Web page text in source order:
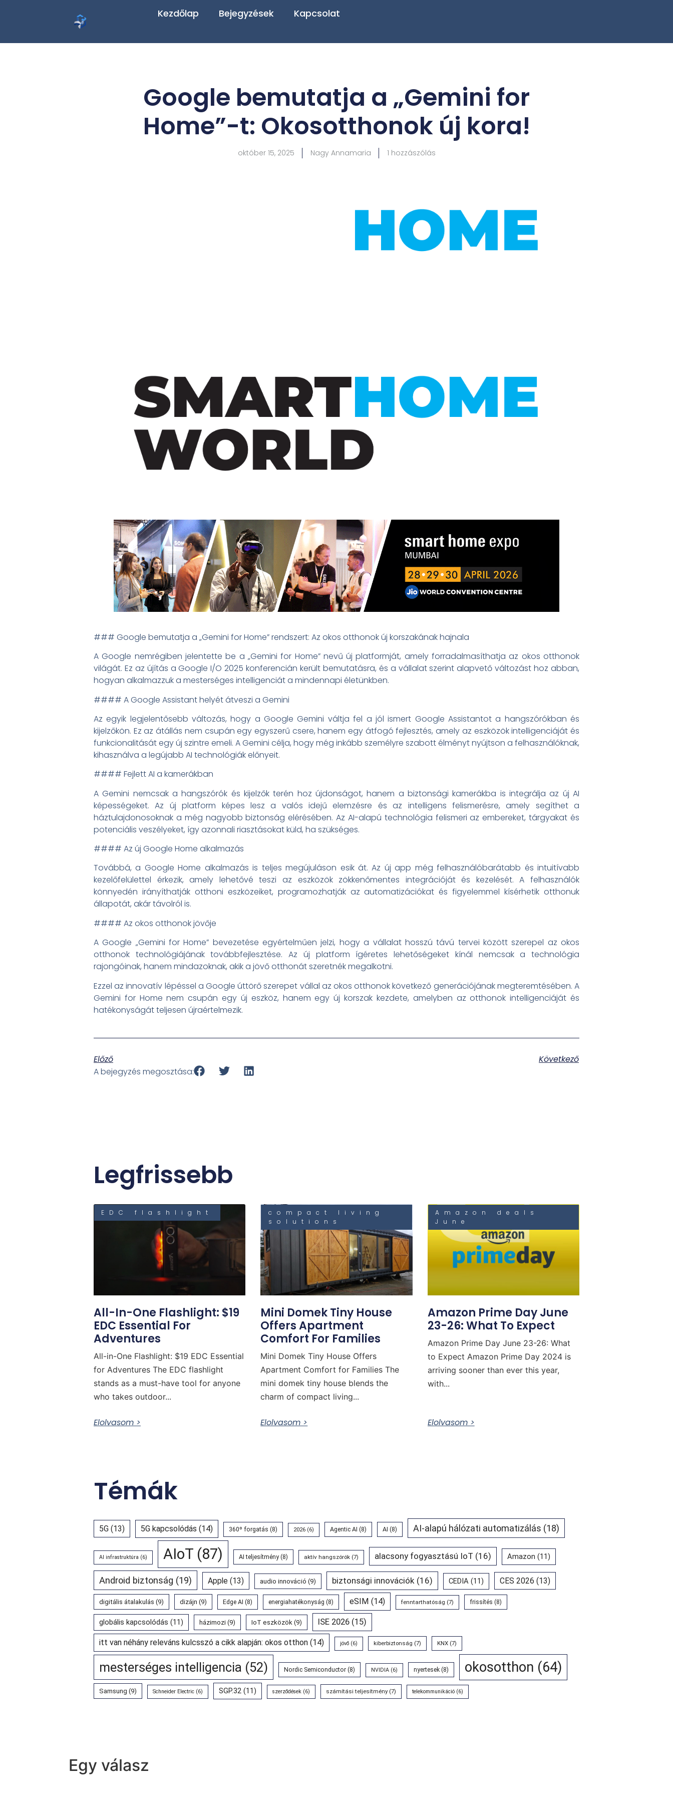
Kezdőlap Bejegyzések Kapcsolat
Google bemutatja a „Gemini for
Home”-t: Okosotthonok új kora!
október 15, 2025 Nagy Annamaria 1 hozzászólás
### Google bemutatja a „Gemini for Home” rendszert: Az okos otthonok új korszakának hajnala
A Google nemrégiben jelentette be a „Gemini for Home” nevű új platformját, amely forradalmasíthatja az okos otthonok
világát. Ez az újítás a Google I/O 2025 konferencián került bemutatásra, és a vállalat szerint alapvető változást hoz abban,
hogyan alkalmazzuk a mesterséges intelligenciát a mindennapi életünkben.
#### A Google Assistant helyét átveszi a Gemini
Az egyik legjelentősebb változás, hogy a Google Gemini váltja fel a jól ismert Google Assistantot a hangszórókban és
kijelzőkön. Ez az átállás nem csupán egy egyszerű csere, hanem egy átfogó fejlesztés, amely az eszközök intelligenciáját és
funkcionalitását egy új szintre emeli. A Gemini célja, hogy még inkább személyre szabott élményt nyújtson a felhasználóknak,
kihasználva a legújabb AI technológiák előnyeit.
#### Fejlett AI a kamerákban
A Gemini nemcsak a hangszórók és kijelzők terén hoz újdonságot, hanem a biztonsági kamerákba is integrálja az új AI
képességeket. Az új platform képes lesz a valós idejű elemzésre és az intelligens felismerésre, amely segíthet a
háztulajdonosoknak a még nagyobb biztonság elérésében. Az AI-alapú technológia felismeri az embereket, tárgyakat és
potenciális veszélyeket, így azonnali riasztásokat küld, ha szükséges.
#### Az új Google Home alkalmazás
Továbbá, a Google Home alkalmazás is teljes megújuláson esik át. Az új app még felhasználóbarátabb és intuitívabb
kezelőfelülettel érkezik, amely lehetővé teszi az eszközök zökkenőmentes integrációját és kezelését. A felhasználók
könnyedén irányíthatják otthoni eszközeiket, programozhatják az automatizációkat és figyelemmel kísérhetik otthonuk
állapotát, akár távolról is.
#### Az okos otthonok jövője
A Google „Gemini for Home” bevezetése egyértelműen jelzi, hogy a vállalat hosszú távú tervei között szerepel az okos
otthonok technológiájának továbbfejlesztése. Az új platform ígéretes lehetőségeket kínál nemcsak a technológia
rajongóinak, hanem mindazoknak, akik a jövő otthonát szeretnék megalkotni.
Ezzel az innovatív lépéssel a Google úttörő szerepet vállal az okos otthonok következő generációjának megteremtésében. A
Gemini for Home nem csupán egy új eszköz, hanem egy új korszak kezdete, amelyben az otthonok intelligenciáját és
hatékonyságát teljesen újraértelmezik.
Előző
Következő
A bejegyzés megosztása:
Legfrissebb
EDC flashlight
All-In-One Flashlight: $19
EDC Essential For
Adventures
All-in-One Flashlight: $19 EDC Essential
for Adventures The EDC flashlight
stands as a must-have tool for anyone
who takes outdoor...
Elolvasom >
compact living
solutions
Mini Domek Tiny House
Offers Apartment
Comfort For Families
Mini Domek Tiny House Offers
Apartment Comfort for Families The
mini domek tiny house blends the
charm of compact living...
Elolvasom >
Amazon deals
June
Amazon Prime Day June
23-26: What To Expect
Amazon Prime Day June 23-26: What
to Expect Amazon Prime Day 2024 is
arriving sooner than ever this year,
with...
Elolvasom >
Témák
5G (13) 5G kapcsolódás (14) 360º forgatás (8) 2026 (6) Agentic AI (8) AI (8) AI-alapú hálózati automatizálás (18)
AI infrastruktúra (6) AIoT (87) AI teljesítmény (8) aktív hangszórók (7) alacsony fogyasztású IoT (16) Amazon (11)
Android biztonság (19) Apple (13) audio innováció (9) biztonsági innovációk (16) CEDIA (11) CES 2026 (13)
digitális átalakulás (9) dizájn (9) Edge AI (8) energiahatékonyság (8) eSIM (14) fenntarthatóság (7) frissítés (8)
globális kapcsolódás (11) házimozi (9) IoT eszközök (9) ISE 2026 (15)
itt van néhány releváns kulcsszó a cikk alapján: okos otthon (14) jövő (6) kiberbiztonság (7) KNX (7)
mesterséges intelligencia (52) Nordic Semiconductor (8) NVIDIA (6) nyertesek (8) okosotthon (64)
Samsung (9) Schneider Electric (6) SGP.32 (11) szerződések (6) számítási teljesítmény(7) telekommunikáció (6)
Egy válasz